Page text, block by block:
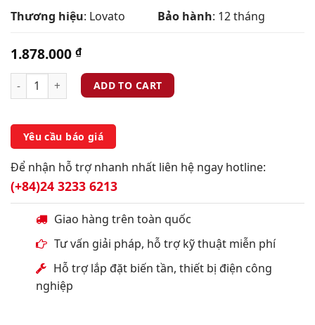
Thương hiệu: Lovato Bảo hành: 12 tháng
1.878.000 ₫
ADD TO CART
Yêu cầu báo giá
Để nhận hỗ trợ nhanh nhất liên hệ ngay hotline:
(+84)24 3233 6213
Giao hàng trên toàn quốc
Tư vấn giải pháp, hỗ trợ kỹ thuật miễn phí
Hỗ trợ lắp đặt biến tần, thiết bị điện công
nghiệp